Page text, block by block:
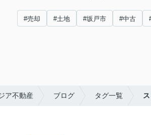
#売却 #土地 #坂戸市 #中古
ア不動産 ブログ タグ一覧